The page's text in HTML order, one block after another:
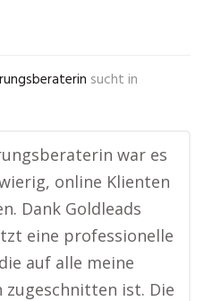
sucht in
war es
online Klienten
Dank Goldleads
eine professionelle
auf alle meine
zugeschnitten ist. Die